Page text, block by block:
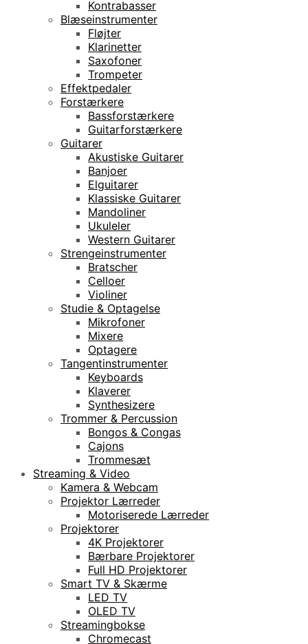
Kontrabasser
Blæseinstrumenter
Fløjter
Klarinetter
Saxofoner
Trompeter
Effektpedaler
Forstærkere
Bassforstærkere
Guitarforstærkere
Guitarer
Akustiske Guitarer
Banjoer
Elguitarer
Klassiske Guitarer
Mandoliner
Ukuleler
Western Guitarer
Strengeinstrumenter
Bratscher
Celloer
Violiner
Studie & Optagelse
Mikrofoner
Mixere
Optagere
Tangentinstrumenter
Keyboards
Klaverer
Synthesizere
Trommer & Percussion
Bongos & Congas
Cajons
Trommesæt
Streaming & Video
Kamera & Webcam
Projektor Lærreder
Motoriserede Lærreder
Projektorer
4K Projektorer
Bærbare Projektorer
Full HD Projektorer
Smart TV & Skærme
LED TV
OLED TV
Streamingbokse
Chromecast